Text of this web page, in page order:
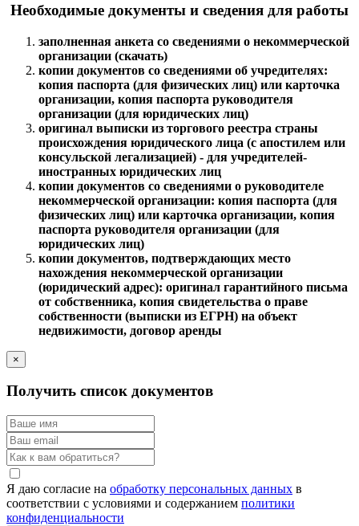
Необходимые документы и сведения для работы
заполненная анкета со сведениями о некоммерческой
организации (скачать)
копии документов со сведениями об учредителях:
копия паспорта (для физических лиц) или карточка
организации, копия паспорта руководителя
организации (для юридических лиц)
оригинал выписки из торгового реестра страны
происхождения юридического лица (с апостилем или
консульской легализацией) - для учредителей-
иностранных юридических лиц
копии документов со сведениями о руководителе
некоммерческой организации: копия паспорта (для
физических лиц) или карточка организации, копия
паспорта руководителя организации (для
юридических лиц)
копии документов, подтверждающих место
нахождения некоммерческой организации
(юридический адрес): оригинал гарантийного письма
от собственника, копия свидетельства о праве
собственности (выписки из ЕГРН) на объект
недвижимости, договор аренды
×
Получить список документов
Я даю согласие на обработку персональных данных в
соответствии с условиями и содержанием политики
конфиденциальности